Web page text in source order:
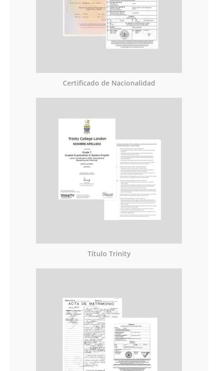
Certificado de Nacionalidad
Título Trinity